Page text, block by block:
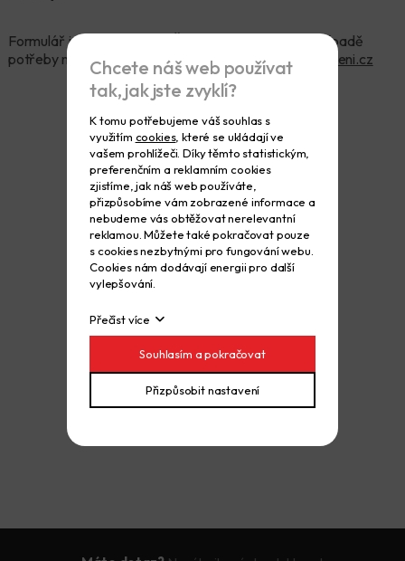
Formulář je dostupný jen z ČR a přilehlých států. V případě
potřeby nás můžete kontaktovat na e-mailu
info@inleseni.cz
Chcete náš web používat
tak, jak jste zvyklí?
K tomu potřebujeme váš souhlas s
využitím cookies, které se ukládají ve
vašem prohlížeči. Díky těmto statistickým,
preferenčním a reklamním cookies
zjistíme, jak náš web používáte,
přizpůsobíme vám zobrazené informace a
nebudeme vás obtěžovat nerelevantní
reklamou. Můžete také pokračovat pouze
s cookies nezbytnými pro fungování webu.
Cookies nám dodávají energii pro další
vylepšování.
Přečíst více
Souhlasím a pokračovat
Přizpůsobit nastavení